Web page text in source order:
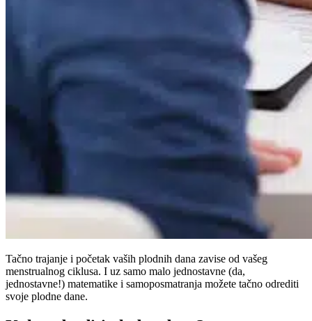
Tačno trajanje i početak vaših plodnih dana zavise od vašeg
menstrualnog ciklusa. I uz samo malo jednostavne (da,
jednostavne!) matematike i samoposmatranja možete tačno odrediti
svoje plodne dane.